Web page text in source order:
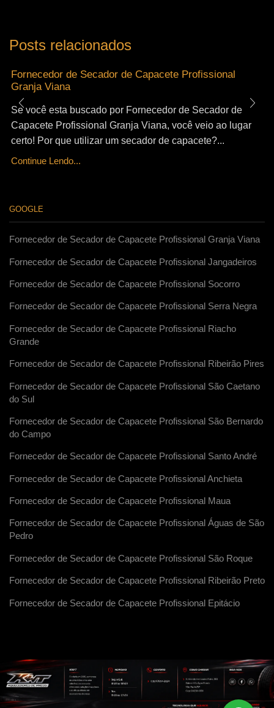
Posts relacionados
Fornecedor de Secador de Capacete Profissional
Granja Viana
Se você esta buscado por Fornecedor de Secador de
Capacete Profissional Granja Viana, você veio ao lugar
certo! Por que utilizar um secador de capacete?...
Continue Lendo...
GOOGLE
Fornecedor de Secador de Capacete Profissional Granja Viana
Fornecedor de Secador de Capacete Profissional Jangadeiros
Fornecedor de Secador de Capacete Profissional Socorro
Fornecedor de Secador de Capacete Profissional Serra Negra
Fornecedor de Secador de Capacete Profissional Riacho
Grande
Fornecedor de Secador de Capacete Profissional Ribeirão Pires
Fornecedor de Secador de Capacete Profissional São Caetano
do Sul
Fornecedor de Secador de Capacete Profissional São Bernardo
do Campo
Fornecedor de Secador de Capacete Profissional Santo André
Fornecedor de Secador de Capacete Profissional Anchieta
Fornecedor de Secador de Capacete Profissional Maua
Fornecedor de Secador de Capacete Profissional Águas de São
Pedro
Fornecedor de Secador de Capacete Profissional São Roque
Fornecedor de Secador de Capacete Profissional Ribeirão Preto
Fornecedor de Secador de Capacete Profissional Epitácio